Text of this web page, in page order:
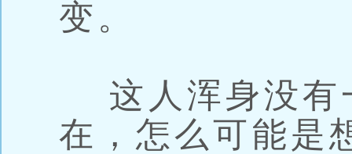
变。
这人浑身没有
在，怎么可能是